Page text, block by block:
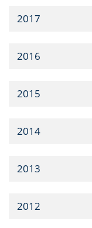
2017
2016
2015
2014
2013
2012